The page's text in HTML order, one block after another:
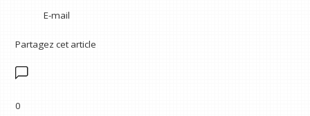
E-mail
Partagez cet article
0